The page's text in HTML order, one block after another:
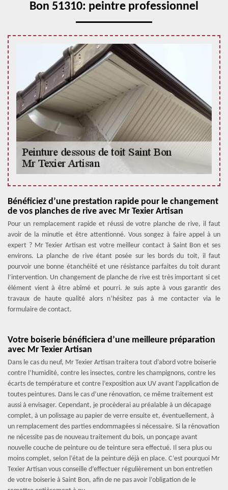
Bon 51310: peintre professionnel
Bénéficiez d’une prestation rapide pour le changement
de vos planches de rive avec Mr Texier Artisan
Pour un remplacement rapide et réussi de votre planche de rive, il faut
avoir de la minutie et être attentionné. Vous songez à faire appel à un
expert ? Mr Texier Artisan est votre meilleur contact à Saint Bon et ses
environs. La planche de rive étant posée sur les bords du toit, il faut
pourvoir une bonne étanchéité et une résistance parfaites du toit durant
l’intervention. Un changement de planche de rive est très important si cet
élément vient à être abîmé et pourri. Je suis apte à vous garantir des
travaux de haute qualité alors n’hésitez pas à me contacter via le
formulaire de contact.
Votre boiserie bénéficiera d’une meilleure préparation
avec Mr Texier Artisan
Dans le cas du neuf, Mr Texier Artisan traitera tout d’abord votre boiserie
contre l’humidité, contre les insectes, contre les champignons, contre les
écarts de température et contre l’exposition aux UV avant l’application de
toutes peintures. Dans le cas d’une rénovation, ce même traitement est
aussi à envisager. Cependant, je procèderai au préalable à un décapage
complet, à un polissage au papier de verre ensuite et, éventuellement, à
un remplacement des parties endommagées si nécessaire. Si la rénovation
ne nécessite pas de nouveau traitement du bois, un ponçage avant
nouvelle couche de peinture ou de teinture sera effectué. Il sera plus ou
moins complet, selon l’état de la peinture déjà en place. C’est pourquoi Mr
Texier Artisan vous conseille d’effectuer régulièrement un bon entretien
de votre boiserie à Saint Bon, afin de ne pas avoir l’obligation de le